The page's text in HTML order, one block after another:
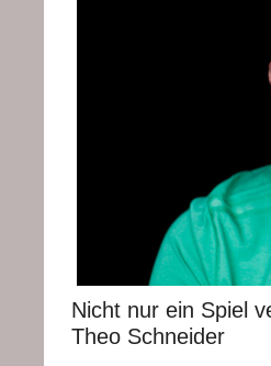
Nicht nur ein Spiel
Theo Schneider